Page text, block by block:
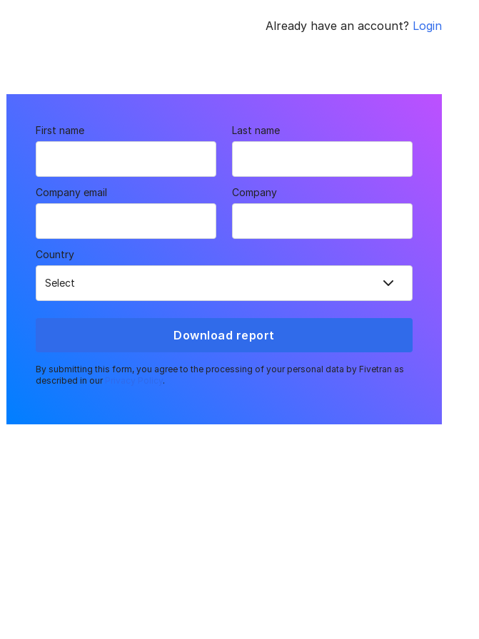
Already have an account? Login
First name Last name
Company email Company
Country
Download report
By submitting this form, you agree to the processing of your personal data by Fivetran as
described in our
.